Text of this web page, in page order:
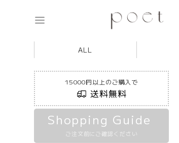
ALL
15000円以上のご購入で
送料無料
Shopping Guide
ご注文前にご確認ください